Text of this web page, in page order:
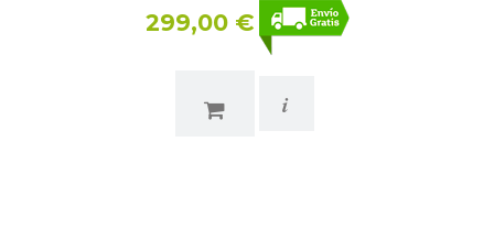
299,00 €
i